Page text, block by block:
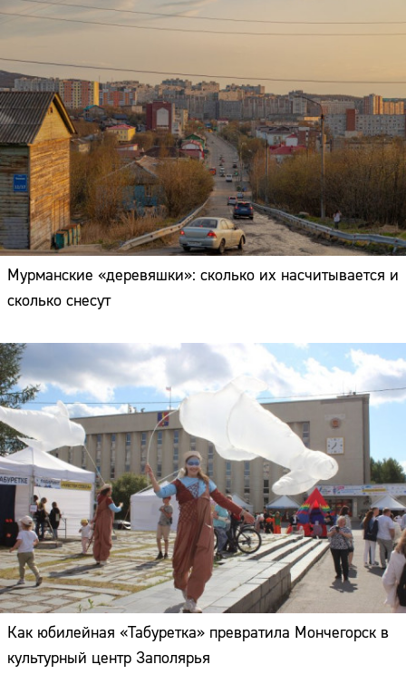
Мурманские «деревяшки»: сколько их насчитывается и
сколько снесут
Как юбилейная «Табуретка» превратила Мончегорск в
культурный центр Заполярья